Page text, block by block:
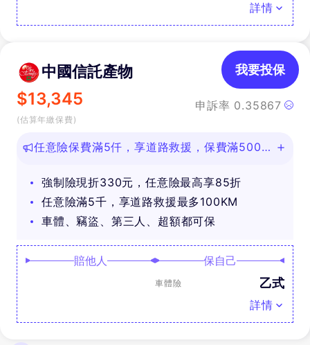
詳情
中國信託產物
$13,345
(估算年繳保費)
申訴率 0.35867
我要投保
任意險保費滿5仟，享道路救援，保費滿500即
強制險現折330元，任意險最高享85折
任意險滿5千，享道路救援最多100KM
車體、竊盜、第三人、超額都可保
賠他人 保自己
車體險 乙式
詳情